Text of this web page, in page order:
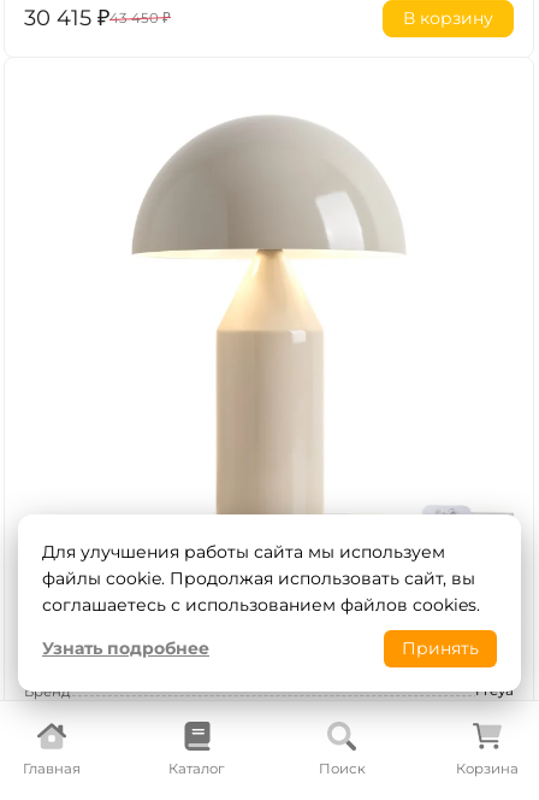
Главная Каталог Поиск Корзина
30 415 ₽43 450 ₽ В корзину
Настольная лампа Freya Eleon FR5218TL-02CR
Артикул
FR5218TL-02CR
Бренд
Freya
Страна
Германия
15 400 В корзину
Для улучшения работы сайта мы используем
файлы cookie. Продолжая использовать сайт, вы
соглашаетесь с использованием файлов cookies.
Узнать подробнее
Принять